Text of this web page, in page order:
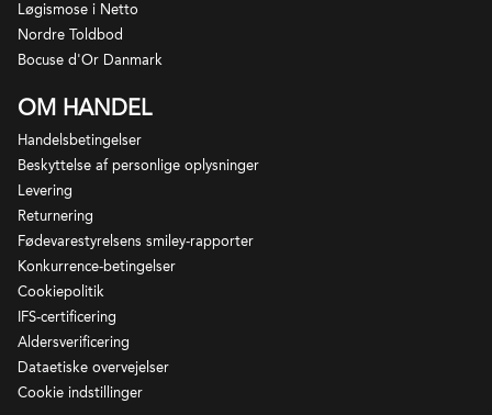
Løgismose i Netto
Nordre Toldbod
Bocuse d'Or Danmark
OM HANDEL
Handelsbetingelser
Beskyttelse af personlige oplysninger
Levering
Returnering
Fødevarestyrelsens smiley-rapporter
Konkurrence-betingelser
Cookiepolitik
IFS-certificering
Aldersverificering
Dataetiske overvejelser
Cookie indstillinger